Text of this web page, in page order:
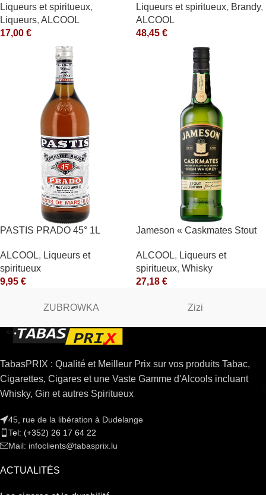
Liqueurs et spiritueux,
Liqueurs, ALCOOL
17,00 €
Liqueurs et spiritueux, Brandy,
ALCOOL
48,45 €
PASTIS PRADO 45° 1L
ALCOOL, Liqueurs et
spiritueux
9,95 €
Jameson « Caskmates Stout
ALCOOL, Liqueurs et
spiritueux, Whisky
27,18 €
ZUBROWKA Zizi
TabasPRIX : Qualité et Meilleur Prix sur vos produits Tabac,
Cigarettes, Cigares et une Vaste Gamme d'Alcools incluant
Whisky, Gin et autres Spiritueux
45, rue de la libération à Dudelange
Tel: (+352) 26 17 64 22
Mail: infoclients@tabasprix.lu
ACTUALITÉS